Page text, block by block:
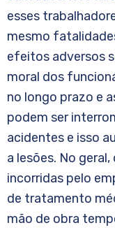
esses
mesmo
efeitos adversos
moral dos
no longo prazo e
podem ser
acidentes e isso
a lesões. No
incorridas pelo
de tratamento
mão de obra